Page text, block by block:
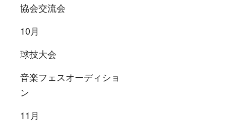
協会交流会
10月
球技大会
音楽フェスオーディショ
ン
11月